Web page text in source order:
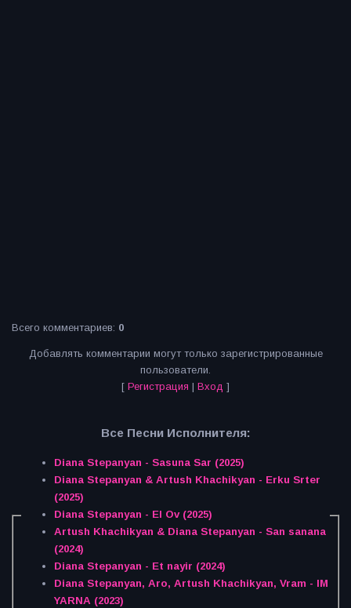
Всего комментариев: 0
Добавлять комментарии могут только зарегистрированные
пользователи.
[ Регистрация | Вход ]
Все Песни Исполнителя:
Diana Stepanyan - Sasuna Sar (2025)
Diana Stepanyan & Artush Khachikyan - Erku Srter
(2025)
Diana Stepanyan - El Ov (2025)
Artush Khachikyan & Diana Stepanyan - San sanana
(2024)
Diana Stepanyan - Et nayir (2024)
Diana Stepanyan, Aro, Artush Khachikyan, Vram - IM
YARNA (2023)